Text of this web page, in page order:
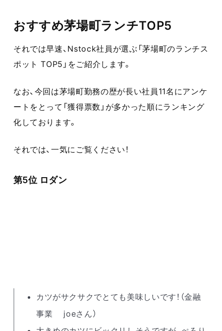
おすすめ茅場町ランチTOP5
それでは早速、Nstock社員が選ぶ「茅場町のランチス
ポット TOP5」をご紹介します。
なお、今回は茅場町勤務の歴が長い社員11名にアンケ
ートをとって「獲得票数」が多かった順にランキング
化しております。
それでは、一気にご覧ください！
第5位 ロダン
カツがサクサクでとても美味しいです！（金融
事業 joeさん）